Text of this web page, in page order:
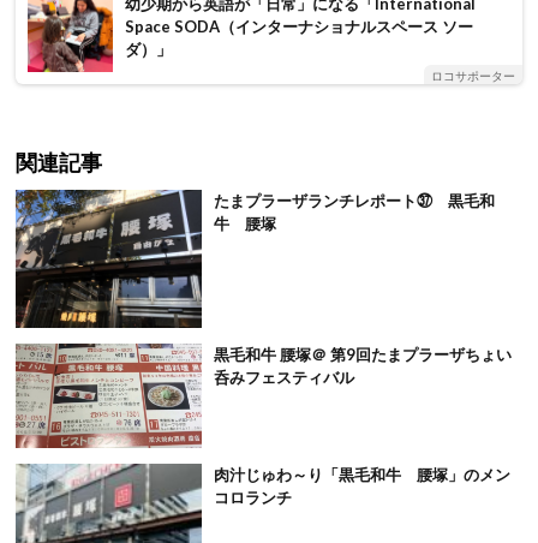
Space SODA（インターナショナルスペース ソー
ダ）」
ロコサポーター
関連記事
たまプラーザランチレポート㊲ 黒毛和
牛 腰塚
黒毛和牛 腰塚＠ 第9回たまプラーザちょい
呑みフェスティバル
肉汁じゅわ～り「黒毛和牛 腰塚」のメン
コロランチ